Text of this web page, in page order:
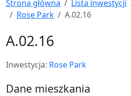
Strona główna Lista inwestycji
Rose Park
A.02.16
A.02.16
Inwestycja: Rose Park
Dane mieszkania